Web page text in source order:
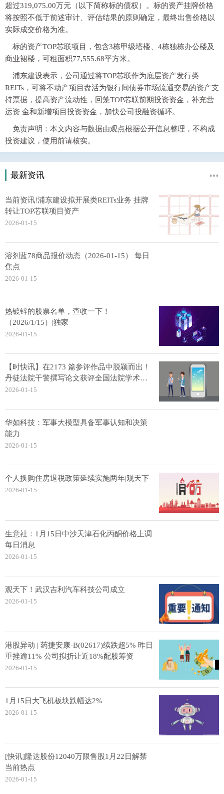
超过319,075.00万元（以下简称标的债权）。标的资产挂牌价格
将按照不低于前述审计、评估结果的原则确定，最终出售价格以
实际成交价格为准。
标的资产TOP芯联项目，包含3栋甲级塔楼、4栋独栋办公楼及
商业裙楼，可租面积77,555.68平方米。
浦东建设表示，公司通过将TOP芯联作为底层资产发行类
REITs，可将不动产项目盘活为银行间债券市场流通交易的资产支
持票据，提高资产流动性，回笼TOP芯联前期投资资金，补充营
运资 金和新增项目投资资金，加快公司投融资循环。
免责声明：本文内容与数据由观点根据公开信息整理，不构成
投资建议，使用前请核实。
最新资讯
当前资讯!浦东建设拟开展类REITs业务 挂牌
转让TOP芯联项目资产
2026-01-15
溶剂蓝78商品报价动态（2026-01-15） 每日
焦点
2026-01-15
热镀锌的股票名单，查收一下！
（2026/1/15）|独家
2026-01-15
【时快讯】在2173 篇参评作品中脱颖而出！
丹徒法院干警撰写论文获评全国法院学术讨
论会二等奖
2026-01-15
华如科技：军事大模型具备军事认知和决策
能力
2026-01-15
个人换购住房退税政策延续实施两年|观天下
2026-01-15
生意社：1月15日中沙天津石化丙酮价格上调
每日消息
2026-01-15
观天下！武汉吉利汽车科技公司成立
2026-01-15
港股异动 | 药捷安康-B(02617)续跌超5% 昨日
重挫逾11% 公司拟折让近18%配股筹资
2026-01-15
1月15日大飞机板块跌幅达2%
2026-01-15
[快讯]隆达股份12040万限售股1月22日解禁
当前热点
2026-01-15